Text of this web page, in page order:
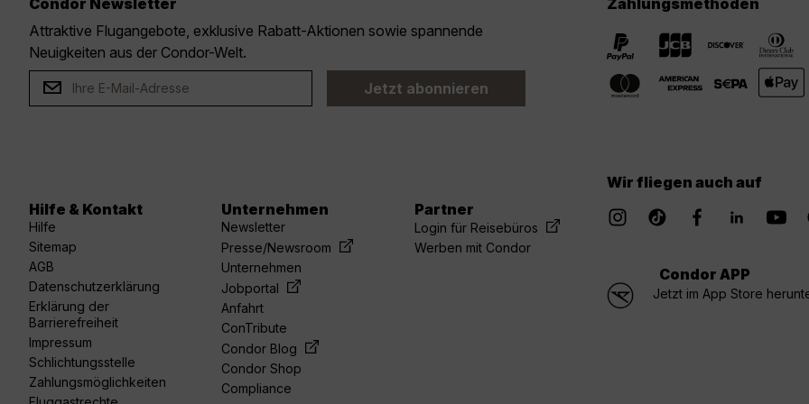
Condor Newsletter
Attraktive Flugangebote, exklusive Rabatt-Aktionen sowie spannende
Neuigkeiten aus der Condor-Welt.
Jetzt abonnieren
Zahlungsmethoden
Hilfe & Kontakt
Hilfe
Sitemap
AGB
Datenschutzerklärung
Erklärung der
Barrierefreiheit
Impressum
Schlichtungsstelle
Zahlungsmöglichkeiten
Unternehmen
Newsletter
Presse/Newsroom
Unternehmen
Jobportal
Anfahrt
ConTribute
Condor Blog
Condor Shop
Compliance
Partner
Login für Reisebüros
Werben mit Condor
Wir fliegen auch auf
Condor APP
Jetzt im App Store